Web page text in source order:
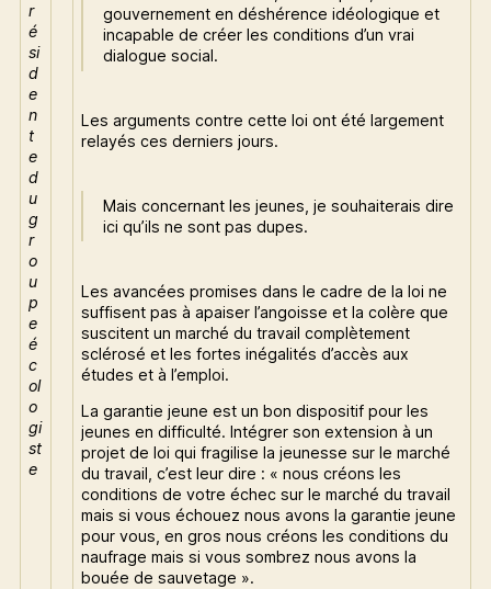
r
é
si
d
e
n
t
e
d
u
g
r
o
u
p
e
é
c
ol
o
gi
st
e
gouvernement en déshérence idéologique et
incapable de créer les conditions d’un vrai
dialogue social.
Les arguments contre cette loi ont été largement
relayés ces derniers jours.
Mais concernant les jeunes, je souhaiterais dire
ici qu’ils ne sont pas dupes.
Les avancées promises dans le cadre de la loi ne
suffisent pas à apaiser l’angoisse et la colère que
suscitent un marché du travail complètement
sclérosé et les fortes inégalités d’accès aux
études et à l’emploi.
La garantie jeune est un bon dispositif pour les
jeunes en difficulté. Intégrer son extension à un
projet de loi qui fragilise la jeunesse sur le marché
du travail, c’est leur dire : « nous créons les
conditions de votre échec sur le marché du travail
mais si vous échouez nous avons la garantie jeune
pour vous, en gros nous créons les conditions du
naufrage mais si vous sombrez nous avons la
bouée de sauvetage ».